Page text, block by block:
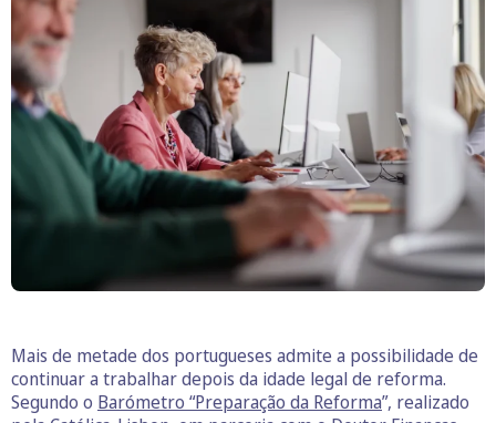
Mais de metade dos portugueses admite a possibilidade de
continuar a trabalhar depois da idade legal de reforma.
Segundo o Barómetro “Preparação da Reforma”, realizado